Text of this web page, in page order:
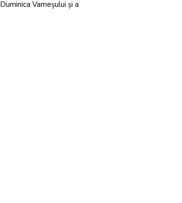
Duminica Vameşului şi a